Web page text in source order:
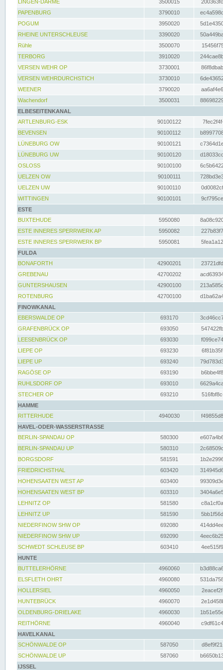
LINGEN-DARME 3500015
PAPENBURG
3790010
POGUM
3950020
RHEINE UNTERSCHLEUSE
3390020
Rühle
3500070
TERBORG
3910020
VERSEN WEHR OP
3730001
VERSEN WEHRDURCHSTICH
3730010
WEENER
3790020
Wachendorf
3500031
ELBESEITENKANAL
ARTLENBURG-ESK
90100122
BEVENSEN
90100112
LÜNEBURG OW
90100121
LÜNEBURG UW
90100120
OSLOSS
90100100
UELZEN OW
90100111
UELZEN UW
90100110
WITTINGEN
90100101
ESTE
BUXTEHUDE
5950080
ESTE INNERES SPERRWERK AP
5950082
ESTE INNERES SPERRWERK BP
5950081
FULDA
BONAFORTH
42900201
GREBENAU
42700202
GUNTERSHAUSEN
42900100
ROTENBURG
42700100
FINOWKANAL
EBERSWALDE OP
693170
GRAFENBRÜCK OP
693050
LEESENBRÜCK OP
693030
LIEPE OP
693230
LIEPE UP
693240
RAGÖSE OP
693190
RUHLSDORF OP
693010
STECHER OP
693210
HAMME
RITTERHUDE
4940030
HAVEL-ODER-WASSERSTRASSE
BERLIN-SPANDAU OP
580300
BERLIN-SPANDAU UP
580310
BORGSDORF
581591
FRIEDRICHSTHAL
603420
HOHENSAATEN WEST AP
603400
HOHENSAATEN WEST BP
603310
LEHNITZ OP
581580
LEHNITZ UP
581590
NIEDERFINOW SHW OP
692080
NIEDERFINOW SHW UP
692090
SCHWEDT SCHLEUSE BP
603410
HUNTE
BUTTELERHÖRNE
4960060
ELSFLETH OHRT
4960080
HOLLERSIEL
4960050
HUNTEBRÜCK
4960070
OLDENBURG-DRIELAKE
4960030
REITHÖRNE
4960040
HAVELKANAL
SCHÖNWALDE OP
587050
SCHÖNWALDE UP
587060
IJSSEL